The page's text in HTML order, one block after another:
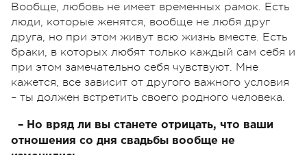
Вообще, любовь не имеет временных рамок. Есть
люди, которые женятся, вообще не любя друг
друга, но при этом живут всю жизнь вместе. Есть
браки, в которых любят только каждый сам себя и
при этом замечательно себя чувствуют. Мне
кажется, все зависит от другого важного условия
– ты должен встретить своего родного человека.
– Но вряд ли вы станете отрицать, что ваши
отношения со дня свадьбы вообще не